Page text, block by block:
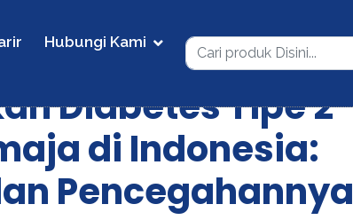
Hubungi Kami
Diabetes Tipe 2
di Indonesia:
Pencegahannya